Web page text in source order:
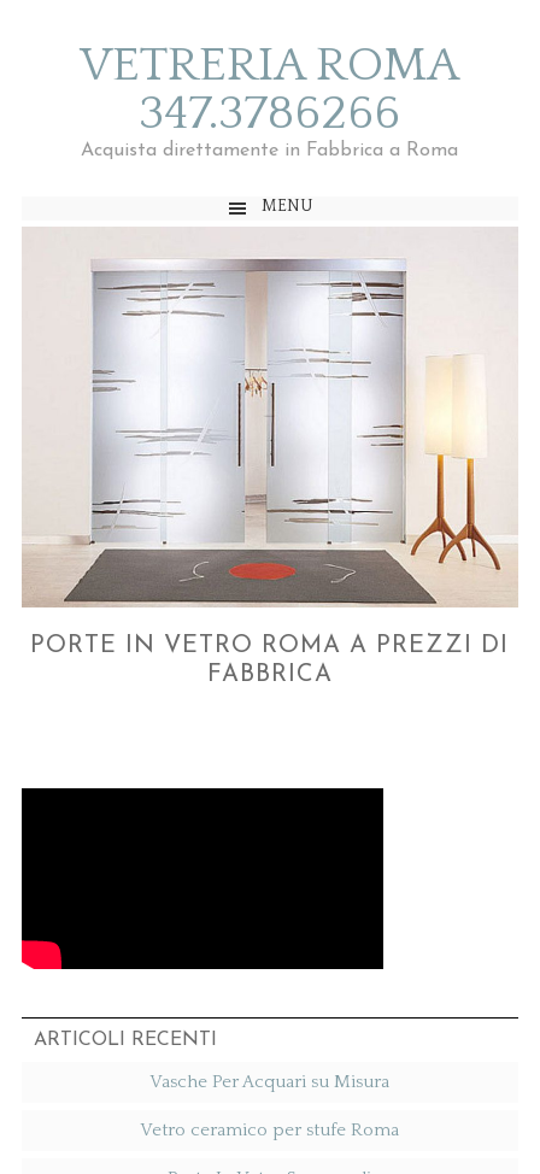
VETRERIA ROMA
347.3786266
Acquista direttamente in Fabbrica a Roma
MENU
PORTE IN VETRO ROMA A PREZZI DI
FABBRICA
ARTICOLI RECENTI
Vasche Per Acquari su Misura
Vetro ceramico per stufe Roma